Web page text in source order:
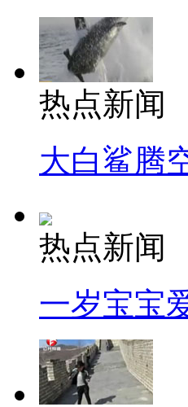
热点新闻
大白鲨腾
热点新闻
一岁宝宝